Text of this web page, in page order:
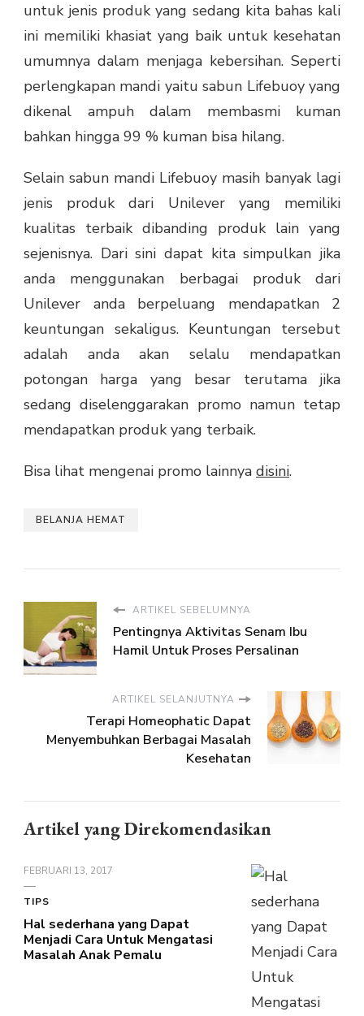
untuk jenis produk yang sedang kita bahas kali
ini memiliki khasiat yang baik untuk kesehatan
umumnya dalam menjaga kebersihan. Seperti
perlengkapan mandi yaitu sabun Lifebuoy yang
dikenal ampuh dalam membasmi kuman
bahkan hingga 99 % kuman bisa hilang.
Selain sabun mandi Lifebuoy masih banyak lagi
jenis produk dari Unilever yang memiliki
kualitas terbaik dibanding produk lain yang
sejenisnya. Dari sini dapat kita simpulkan jika
anda menggunakan berbagai produk dari
Unilever anda berpeluang mendapatkan 2
keuntungan sekaligus. Keuntungan tersebut
adalah anda akan selalu mendapatkan
potongan harga yang besar terutama jika
sedang diselenggarakan promo namun tetap
mendapatkan produk yang terbaik.
Bisa lihat mengenai promo lainnya disini.
BELANJA HEMAT
ARTIKEL SEBELUMNYA
Pentingnya Aktivitas Senam Ibu
Hamil Untuk Proses Persalinan
ARTIKEL SELANJUTNYA
Terapi Homeophatic Dapat
Menyembuhkan Berbagai Masalah
Kesehatan
Artikel yang Direkomendasikan
FEBRUARI 13, 2017
TIPS
Hal sederhana yang Dapat
Menjadi Cara Untuk Mengatasi
Masalah Anak Pemalu